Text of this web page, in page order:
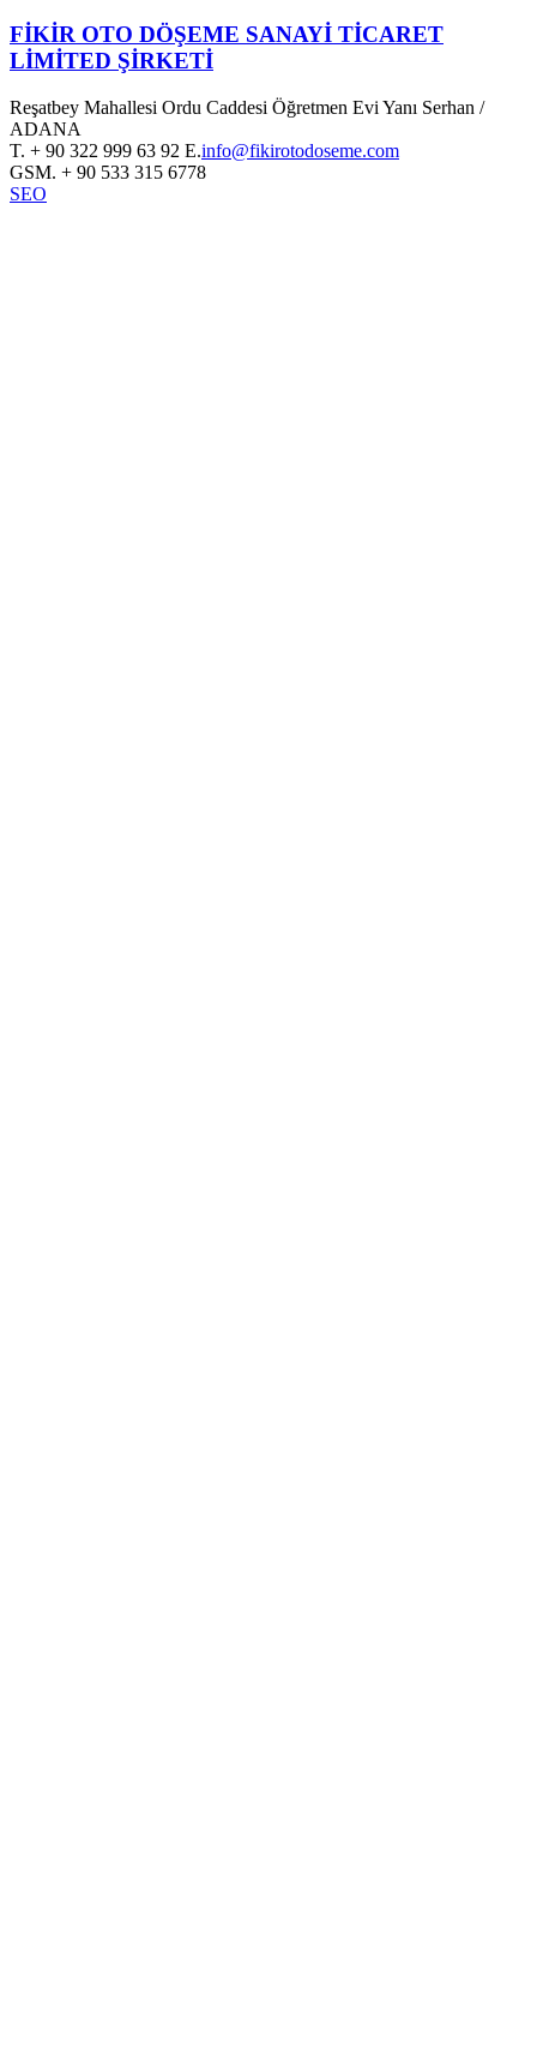
FİKİR OTO DÖŞEME SANAYİ TİCARET
LİMİTED ŞİRKETİ
Reşatbey Mahallesi Ordu Caddesi Öğretmen Evi Yanı Serhan /
ADANA
T. + 90 322 999 63 92 E.info@fikirotodoseme.com
GSM. + 90 533 315 6778
SEO